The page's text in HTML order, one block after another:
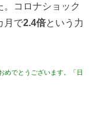
。コロナショック
月で2.4倍という力
めでとうございます。「日